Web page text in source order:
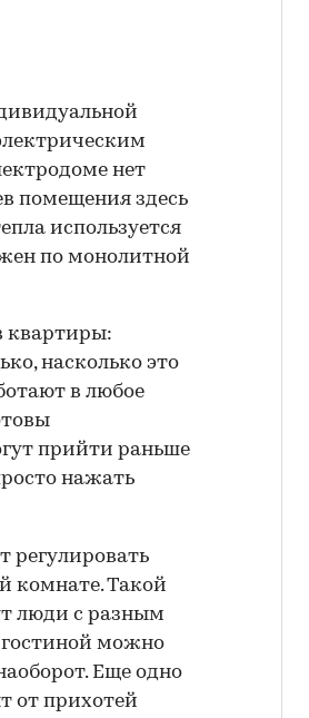
нет
помещения здесь
используется
по монолитной
квартиры:
насколько это
в любое
прийти раньше
нажать
регулировать
комнате. Такой
люди с разным
гостиной можно
Еще одно
от прихотей